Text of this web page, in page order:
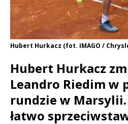
Hubert Hurkacz (fot. IMAGO /
Hubert Hurkacz
Leandro Riedim w
rundzie w Marsylii.
łatwo